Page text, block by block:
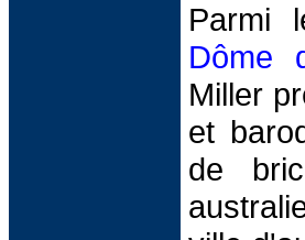
Parmi
Dôme
Miller
et
de